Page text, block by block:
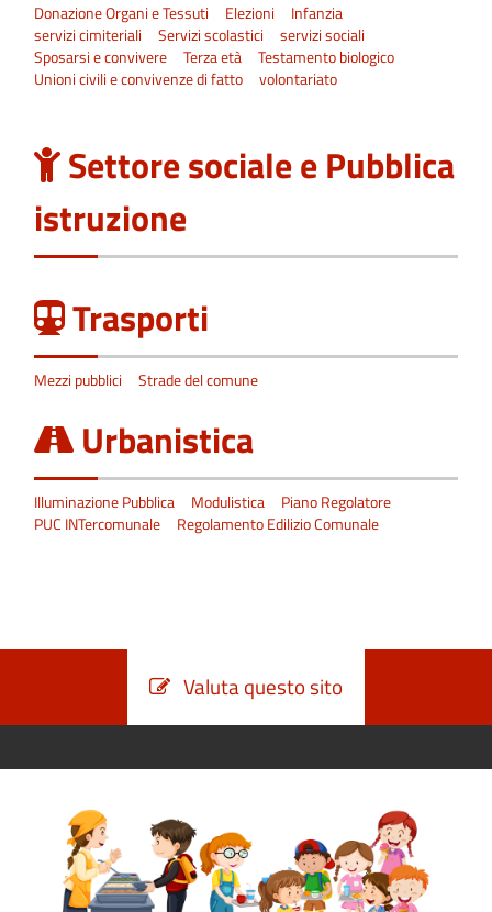
Donazione Organi e Tessuti Elezioni
Infanzia
servizi cimiteriali
Servizi scolastici
servizi sociali
Sposarsi e convivere
Terza età
Testamento biologico
Unioni civili e convivenze di fatto
volontariato
Settore sociale e Pubblica
istruzione
Trasporti
Mezzi pubblici Strade del comune
Urbanistica
Illuminazione Pubblica Modulistica
Piano Regolatore
PUC INTercomunale
Regolamento Edilizio Comunale
Valuta questo sito